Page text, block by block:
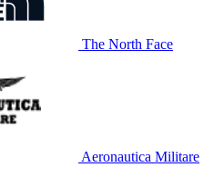
The North Face
Aeronautica Militare